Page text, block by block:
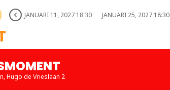
JANUARI 11, 2027 18:30 JANUARI 25, 2027 18:30
, Hugo de Vrieslaan 2